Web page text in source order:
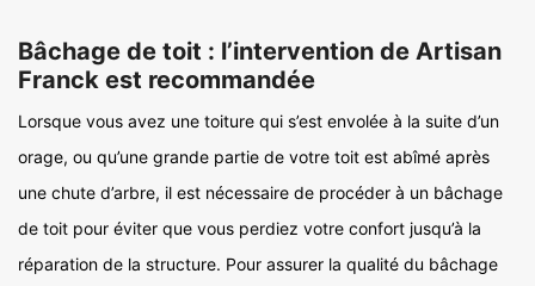
Bâchage de toit : l’intervention de Artisan
Franck est recommandée
Lorsque vous avez une toiture qui s’est envolée à la suite d’un
orage, ou qu’une grande partie de votre toit est abîmé après
une chute d’arbre, il est nécessaire de procéder à un bâchage
de toit pour éviter que vous perdiez votre confort jusqu’à la
réparation de la structure. Pour assurer la qualité du bâchage